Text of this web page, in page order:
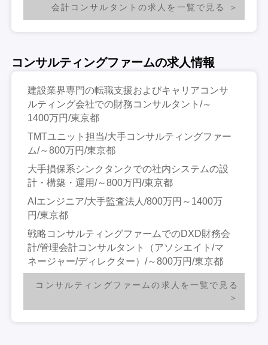
会計コンサルタントの求人を一覧で見る
コンサルティングファームの求人情報
建設業界専門の転職支援およびキャリアコンサ
ルティング会社での財務コンサルタント/～
1400万円/東京都
TMTユニット担当/大手コンサルティングファー
ム/～800万円/東京都
大手損保系シンクタンクでの社内システムの設
計・構築・運用/～800万円/東京都
AIエンジニア/大手監査法人/800万円～1400万
円/東京都
戦略コンサルティングファームでのDXD財務会
計/管理会計コンサルタント（アソシエイト/マ
ネージャー/ディレクター）/～800万円/東京都
コンサルティングファームの求人を一覧で見る